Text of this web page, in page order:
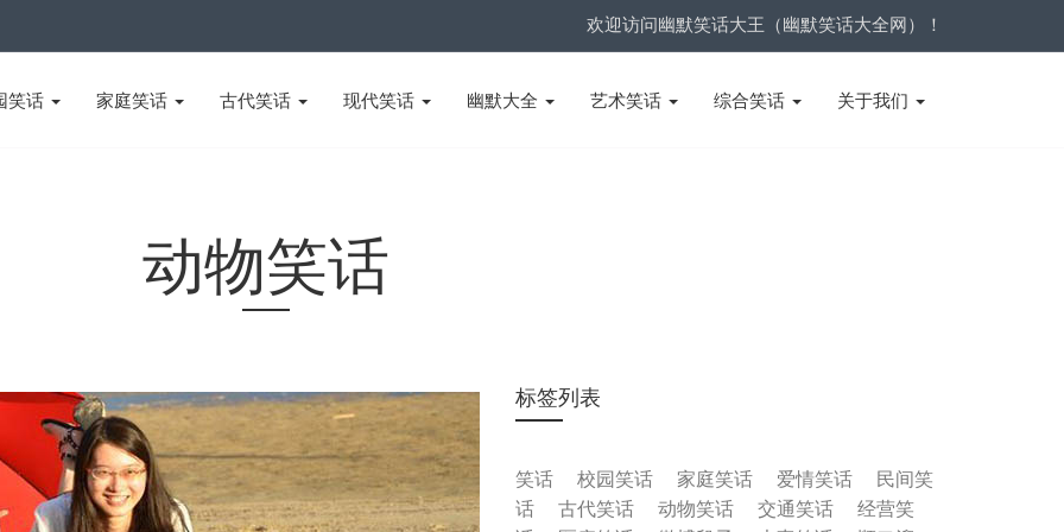
欢迎访问幽默笑话大王（幽默笑话大全网）！
笑话 家庭笑话 古代笑话 现代笑话 幽默大全 艺术笑话 综合笑话 关于我们
动物笑话
标签列表
笑话 校园笑话 家庭笑话 爱情笑话
民间笑
话
古代笑话 动物笑话 交通笑话
经营笑